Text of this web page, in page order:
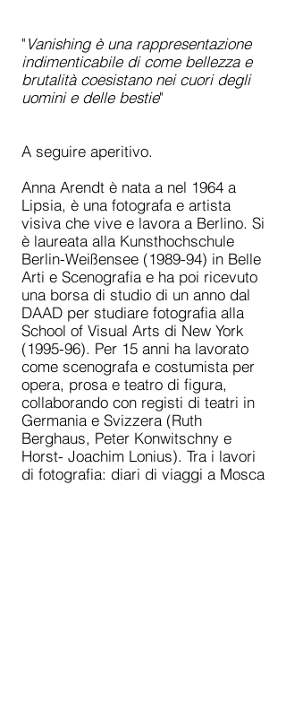
"Vanishing è una rappresentazione
indimenticabile di come bellezza e
brutalità coesistano nei cuori degli
uomini e delle bestie"
A seguire aperitivo.
Anna Arendt è nata a nel 1964 a
Lipsia, è una fotografa e artista
visiva che vive e lavora a Berlino. Si
è laureata alla Kunsthochschule
Berlin-Weißensee (1989-94) in Belle
Arti e Scenografia e ha poi ricevuto
una borsa di studio di un anno dal
DAAD per studiare fotografia alla
School of Visual Arts di New York
(1995-96). Per 15 anni ha lavorato
come scenografa e costumista per
opera, prosa e teatro di figura,
collaborando con registi di teatri in
Germania e Svizzera (Ruth
Berghaus, Peter Konwitschny e
Horst- Joachim Lonius). Tra i lavori
di fotografia: diari di viaggi a Mosca